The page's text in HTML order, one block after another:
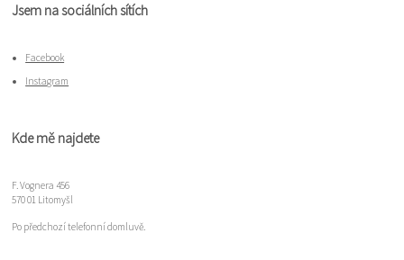
Jsem na sociálních sítích
Facebook
Instagram
Kde mě najdete
F. Vognera 456
570 01 Litomyšl
Po předchozí telefonní domluvě.